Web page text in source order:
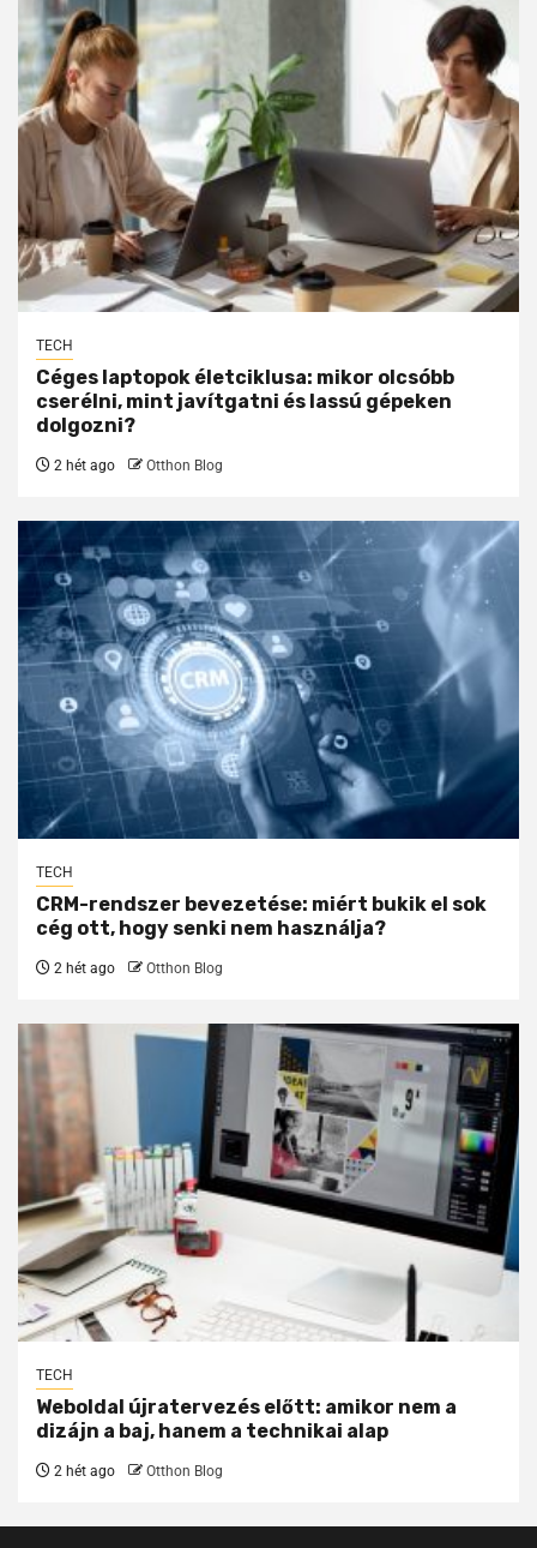
TECH
Céges laptopok életciklusa: mikor olcsóbb
cserélni, mint javítgatni és lassú gépeken
dolgozni?
2 hét ago Otthon Blog
TECH
CRM-rendszer bevezetése: miért bukik el sok
cég ott, hogy senki nem használja?
2 hét ago Otthon Blog
TECH
Weboldal újratervezés előtt: amikor nem a
dizájn a baj, hanem a technikai alap
2 hét ago Otthon Blog